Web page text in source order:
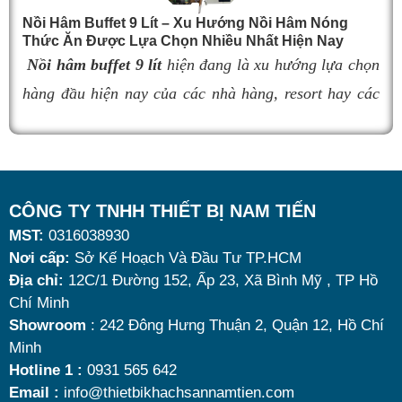
đúng sản phẩm giữ nhiệt tốt, bền đẹp và phù hợp nhu
cầu sử dụng là vô cùng quan trọng. Dưới đây là
Nồi Hâm Buffet 9 Lít – Xu Hướng Nồi Hâm Nóng
Thức Ăn Được Lựa Chọn Nhiều Nhất Hiện Nay
Nồi hâm buffet 9 líthiện đang là xu hướng lựa chọn
hàng đầu hiện nay của các nhà hàng, resort hay các
Tuy nhiên, giữa hàng loạt mẫu mã trên thị trường,
đâu là loại phù hợp nhất? Nên chọn nồi hâm buffet
dùng điện hay dùng cồn? Cùng tìm hiểu những tiêu
chí quan trọng giúp bạn chọn được mẫu
nóng thức ăn 9 lítchất lượng, bền đẹp và tối ưu chi
phí nhất hiện nay.
CÔNG TY TNHH THIẾT BỊ NAM TIẾN
MST: 0316038930
Nơi cấp: Sở Kế Hoạch Và Đầu Tư TP.HCM
Địa chỉ: 12C/1 Đường 152, Ấp 23, Xã Bình Mỹ , TP Hồ
Chí Minh
Showroom : 242 Đông Hưng Thuận 2, Quận 12, Hồ Chí
Minh
Hotline 1 : 0931 565 642
Email : info@thietbikhachsannamtien.com